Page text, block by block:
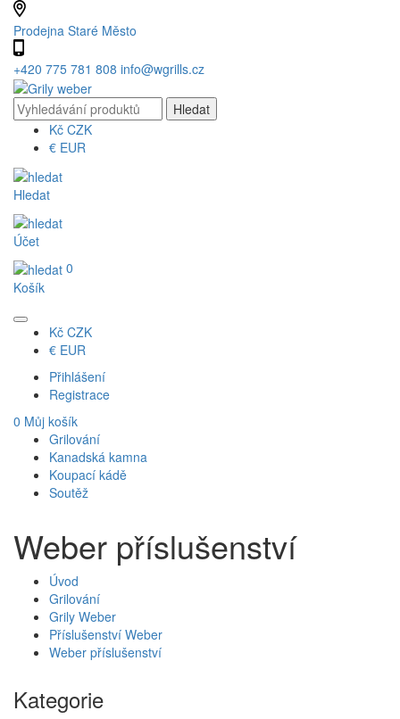
Prodejna Staré Město
+420 775 781 808 info@wgrills.cz
Kč CZK
€ EUR
Hledat
Účet
0
Košík
Kč CZK
€ EUR
Přihlášení
Registrace
0 Můj košík
Grilování
Kanadská kamna
Koupací kádě
Soutěž
Weber příslušenství
Úvod
Grilování
Grily Weber
Příslušenství Weber
Weber příslušenství
Kategorie